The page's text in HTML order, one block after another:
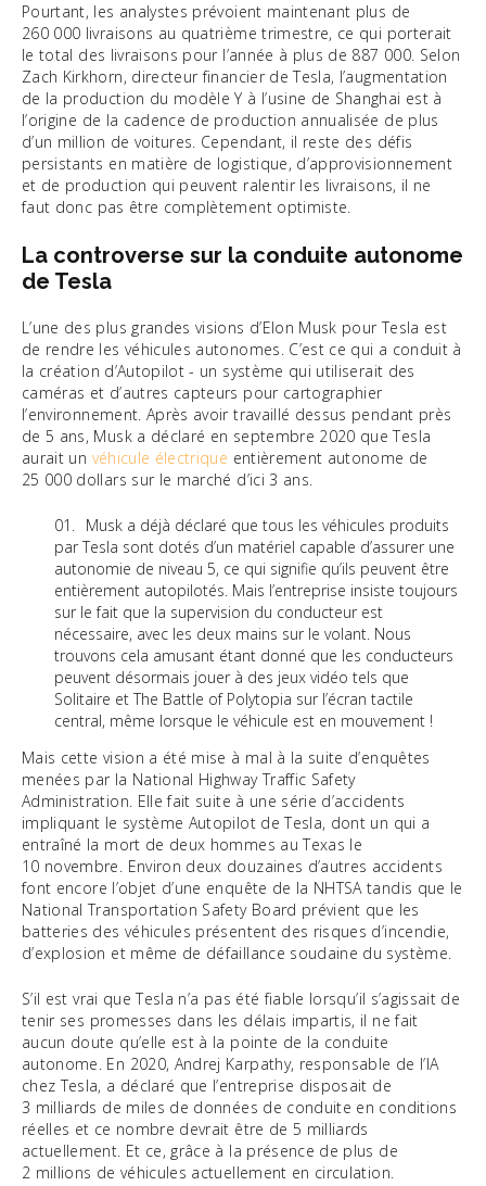
Pourtant, les analystes prévoient maintenant plus de
260 000 livraisons au quatrième trimestre, ce qui porterait
le total des livraisons pour l’année à plus de 887 000. Selon
Zach Kirkhorn, directeur financier de Tesla, l’augmentation
de la production du modèle Y à l’usine de Shanghai est à
l’origine de la cadence de production annualisée de plus
d’un million de voitures. Cependant, il reste des défis
persistants en matière de logistique, d’approvisionnement
et de production qui peuvent ralentir les livraisons, il ne
faut donc pas être complètement optimiste.
La controverse sur la conduite autonome
de Tesla
L’une des plus grandes visions d’Elon Musk pour Tesla est
de rendre les véhicules autonomes. C’est ce qui a conduit à
la création d’Autopilot - un système qui utiliserait des
caméras et d’autres capteurs pour cartographier
l’environnement. Après avoir travaillé dessus pendant près
de 5 ans, Musk a déclaré en septembre 2020 que Tesla
aurait un véhicule électrique entièrement autonome de
25 000 dollars sur le marché d’ici 3 ans.
Musk a déjà déclaré que tous les véhicules produits
par Tesla sont dotés d’un matériel capable d’assurer une
autonomie de niveau 5, ce qui signifie qu’ils peuvent être
entièrement autopilotés. Mais l’entreprise insiste toujours
sur le fait que la supervision du conducteur est
nécessaire, avec les deux mains sur le volant. Nous
trouvons cela amusant étant donné que les conducteurs
peuvent désormais jouer à des jeux vidéo tels que
Solitaire et The Battle of Polytopia sur l’écran tactile
central, même lorsque le véhicule est en mouvement !
Mais cette vision a été mise à mal à la suite d’enquêtes
menées par la National Highway Traffic Safety
Administration. Elle fait suite à une série d’accidents
impliquant le système Autopilot de Tesla, dont un qui a
entraîné la mort de deux hommes au Texas le
10 novembre. Environ deux douzaines d’autres accidents
font encore l’objet d’une enquête de la NHTSA tandis que le
National Transportation Safety Board prévient que les
batteries des véhicules présentent des risques d’incendie,
d’explosion et même de défaillance soudaine du système.
S’il est vrai que Tesla n’a pas été fiable lorsqu’il s’agissait de
tenir ses promesses dans les délais impartis, il ne fait
aucun doute qu’elle est à la pointe de la conduite
autonome. En 2020, Andrej Karpathy, responsable de l’IA
chez Tesla, a déclaré que l’entreprise disposait de
3 milliards de miles de données de conduite en conditions
réelles et ce nombre devrait être de 5 milliards
actuellement. Et ce, grâce à la présence de plus de
2 millions de véhicules actuellement en circulation.